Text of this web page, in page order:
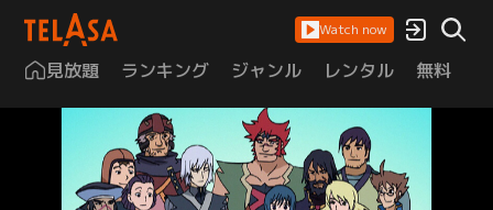
Watch now
見放題 ランキング ジャンル レンタル 無料